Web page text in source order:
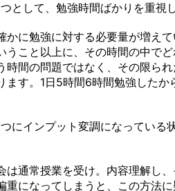
として、勉強時間ばかりを重視
かに勉強に対する必要量が増え
うこと以上に、その時間の中で
時間の問題ではなく、その限ら
す。1日5時間6時間勉強したか
にインプット変調になってい
は通常授業を受け。内容理解し
になってしまうと、この方法に